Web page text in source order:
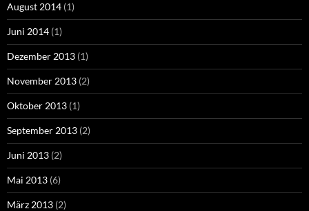
August 2014 (1)
Juni 2014 (1)
Dezember 2013 (1)
November 2013 (2)
Oktober 2013 (1)
September 2013 (2)
Juni 2013 (2)
Mai 2013 (6)
März 2013 (2)